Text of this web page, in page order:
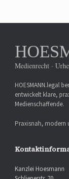
Medienrecht ·
HOESMANN.legal
entwickelt klare,
Medienschaffende.
Praxisnah, modern
Kanzlei Hoesmann